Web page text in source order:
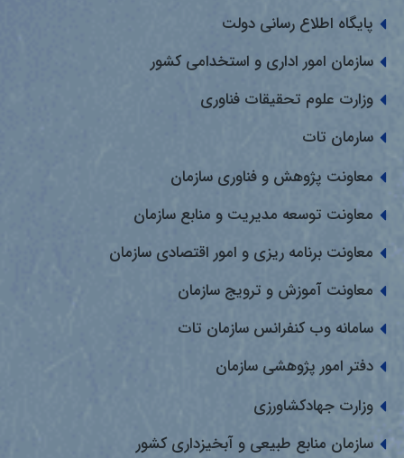
پایگاه اطلاع رسانی دولت
سازمان امور اداری و استخدامی کشور
وزارت علوم تحقیقات فناوری
سارمان تات
معاونت پژوهش و فناوری سازمان
معاونت توسعه مدیریت و منابع سازمان
معاونت برنامه ریزی و امور اقتصادی سازمان
معاونت آموزش و ترویج سازمان
سامانه وب کنفرانس سازمان تات
دفتر امور پژوهشی سازمان
وزارت جهادکشاورزی
سازمان منابع طبیعی و آبخیزداری کشور